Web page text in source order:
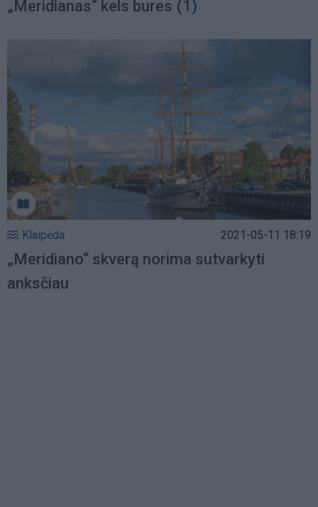
„Meridianas“ kels bures (1)
Klaipėda 2021-05-11 18:19
„Meridiano“ skverą norima sutvarkyti
anksčiau